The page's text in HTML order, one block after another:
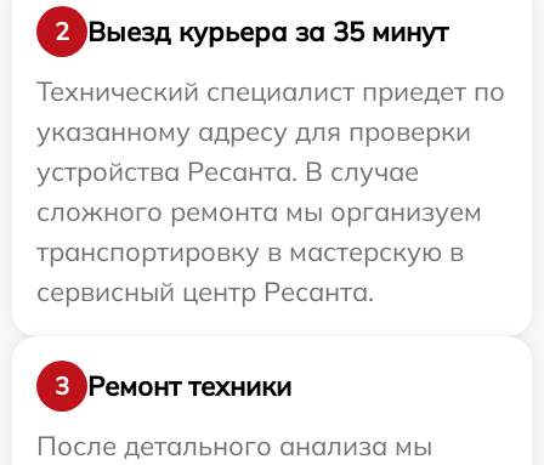
2
Выезд курьера за 35 минут
Технический специалист приедет по
указанному адресу для проверки
устройства Ресанта. В случае
сложного ремонта мы организуем
транспортировку в мастерскую в
сервисный центр Ресанта.
3
Ремонт техники
После детального анализа мы